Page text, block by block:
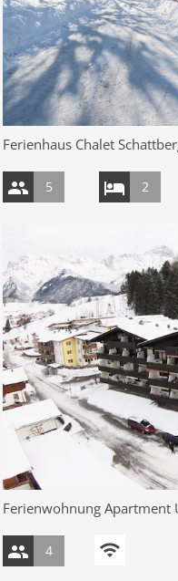
Ferienhaus Chalet
5 2
Ferienwohnung Apartment
4